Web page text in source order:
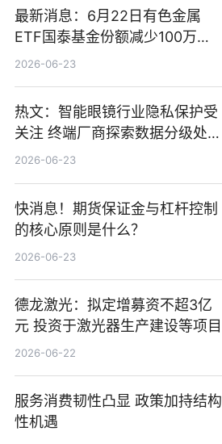
最新消息：6月22日有色金属
ETF国泰基金份额减少100万
份，重仓股紫金矿业、洛阳钼
2026-06-23
热文：智能眼镜行业隐私保护受
关注 终端厂商探索数据分级处理
等方案
2026-06-23
快消息！期货保证金与杠杆控制
的核心原则是什么？
2026-06-23
德龙激光：拟定增募资不超3亿
元 投资于激光器生产建设等项目
2026-06-22
服务消费韧性凸显 政策加持结构
性机遇